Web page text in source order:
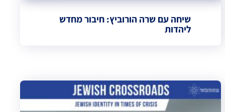
שיחה עם שרה הורוביץ: חיבור מחדש
ליהדות